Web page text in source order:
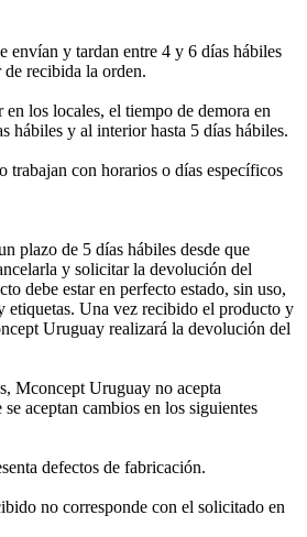
envían y tardan entre 4 y 6 días hábiles
recibida la orden.
en los locales, el tiempo de demora en
hábiles y al interior hasta 5 días hábiles.
trabajan con horarios o días específicos
plazo de 5 días hábiles desde que
y solicitar la devolución del
debe estar en perfecto estado, sin uso,
etiquetas. Una vez recibido el producto y
Uruguay realizará la devolución del
Mconcept Uruguay no acepta
aceptan cambios en los siguientes
defectos de fabricación.
no corresponde con el solicitado en